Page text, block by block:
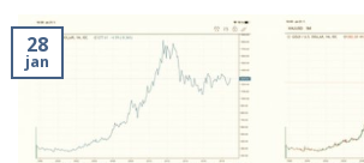
28
jan